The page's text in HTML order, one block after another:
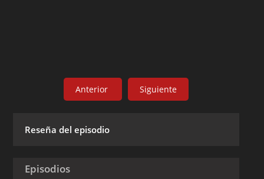
Anterior Siguiente
Reseña del episodio
Episodios